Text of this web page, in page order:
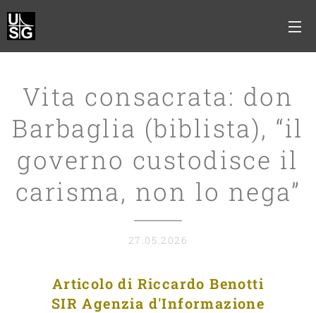
Vita consacrata: don
Barbaglia (biblista), “il
governo custodisce il
carisma, non lo nega”
27.05.2026
Articolo di Riccardo Benotti
SIR Agenzia d'Informazione